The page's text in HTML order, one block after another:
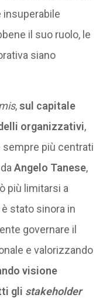
insuperabile
il suo ruolo, le
siano
,sul capitale
organizzativi,
sempre più centrati
Angelo Tanese,
più limitarsi a
stato sinora in
governare il
e valorizzando
visione
gli stakeholder